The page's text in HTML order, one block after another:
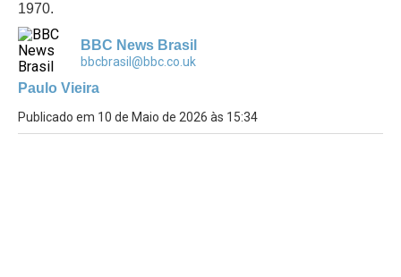
1970.
BBC News Brasil
bbcbrasil@bbc.co.uk
Paulo Vieira
Publicado em 10 de Maio de 2026 às 15:34